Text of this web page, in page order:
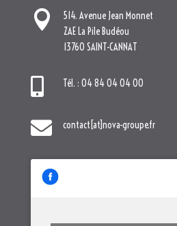

514. Avenue Jean Monnet
ZAE La Pile Budéou
13760 SAINT-CANNAT
 Tél. : 04 84 04 04 00
 contact[at]nova-groupe.fr